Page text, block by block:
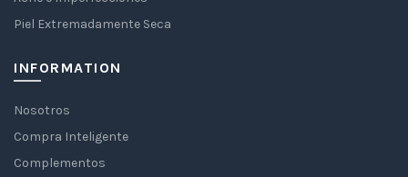
Piel Extremadamente Seca
INFORMATION
Nosotros
Compra Inteligente
Complementos